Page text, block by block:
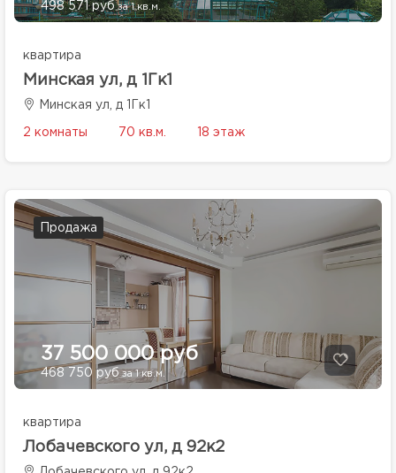
498 571 рубза 1 кв.м.
квартира
Минская ул, д 1Гк1
Минская ул, д 1Гк1
2 комнаты 70 кв.м. 18 этаж
Продажа
37 500 000 руб
468 750 руб за 1 кв.м.
квартира
Лобачевского ул, д 92к2